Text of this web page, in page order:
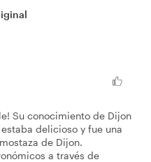
Su conocimiento de Dijon
delicioso y fue una
de Dijon.
a través de